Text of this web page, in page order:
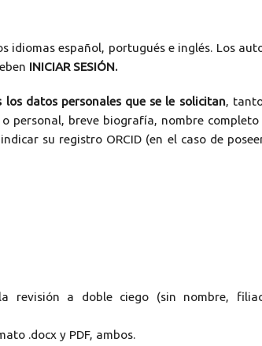
idiomas español, portugués e inglés. Los
INICIAR SESIÓN.
los datos personales que se le solicitan,
personal, breve biografía, nombre completo
su registro ORCID (en el caso de
revisión a doble ciego (sin nombre,
.docx y PDF, ambos.